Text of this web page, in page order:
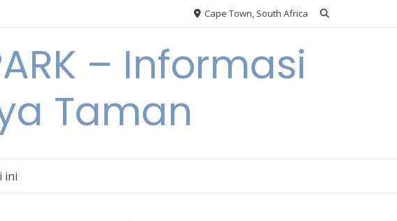
Cape Town, South Africa
– Informasi
Taman
ini